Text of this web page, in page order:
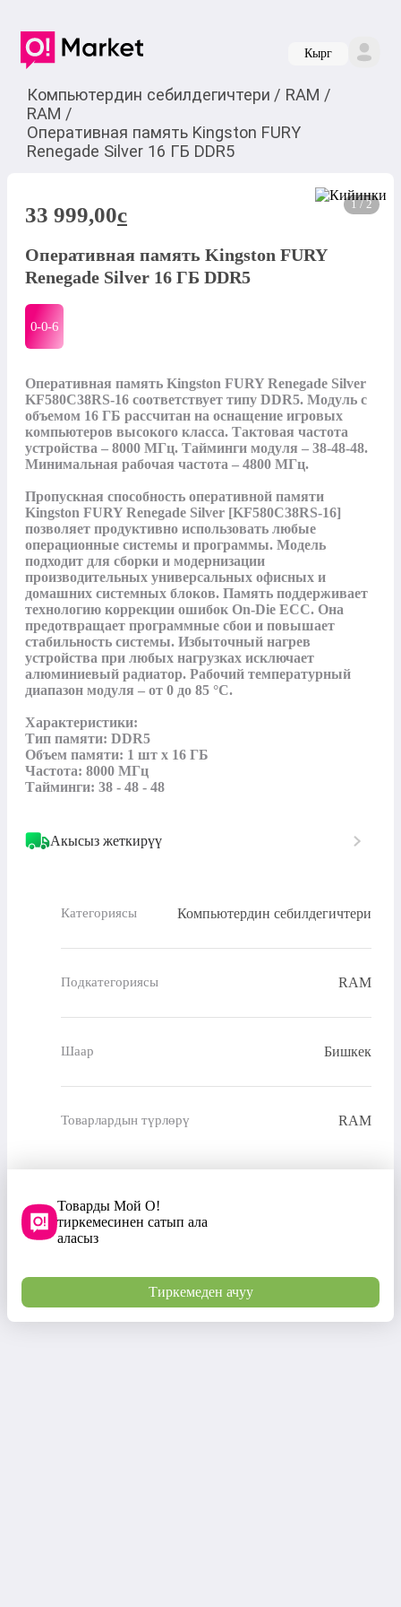
Кырг
Компьютердин себилдегичтери / RAM /
RAM /
Оперативная память Kingston FURY
Renegade Silver 16 ГБ DDR5
1 / 2
33 999,00c
Оперативная память Kingston FURY
Renegade Silver 16 ГБ DDR5
0-0-6
Оперативная память Kingston FURY Renegade Silver
KF580C38RS-16 соответствует типу DDR5. Модуль с
объемом 16 ГБ рассчитан на оснащение игровых
компьютеров высокого класса. Тактовая частота
устройства – 8000 МГц. Тайминги модуля – 38-48-48.
Минимальная рабочая частота – 4800 МГц.
Пропускная способность оперативной памяти
Kingston FURY Renegade Silver [KF580C38RS-16]
позволяет продуктивно использовать любые
операционные системы и программы. Модель
подходит для сборки и модернизации
производительных универсальных офисных и
домашних системных блоков. Память поддерживает
технологию коррекции ошибок On-Die ECC. Она
предотвращает программные сбои и повышает
стабильность системы. Избыточный нагрев
устройства при любых нагрузках исключает
алюминиевый радиатор. Рабочий температурный
диапазон модуля – от 0 до 85 °C.
Характеристики:
Тип памяти: DDR5
Объем памяти: 1 шт х 16 ГБ
Частота: 8000 МГц
Тайминги: 38 - 48 - 48
Акысыз жеткирүү
Категориясы Компьютердин себилдегичтери
Подкатегориясы RAM
Шаар Бишкек
Товарлардын түрлөрү RAM
Товарды Мой О!
тиркемесинен сатып ала
аласыз
Тиркемеден ачуу